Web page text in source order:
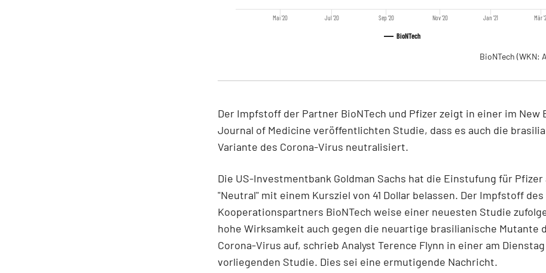
BioNTech
Mai '20 Jul '20 Sep '20 Nov '20 Jan '21 Mär
BioNTech (WKN:
Der Impfstoff der Partner BioNTech und Pfizer zeigt in einer im New
Journal of Medicine veröffentlichten Studie, dass es auch die
Variante des Corona-Virus neutralisiert.
Die US-Investmentbank Goldman Sachs hat die Einstufung für Pfizer
"Neutral" mit einem Kursziel von 41 Dollar belassen. Der Impfstoff des
Kooperationspartners BioNTech weise einer neuesten Studie
hohe Wirksamkeit auch gegen die neuartige brasilianische Mutante
Corona-Virus auf, schrieb Analyst Terence Flynn in einer am Dienstag
vorliegenden Studie. Dies sei eine ermutigende Nachricht.